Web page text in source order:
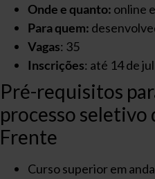
Onde e quanto: online
Para quem:
Vagas: 35
Inscrições: até 14 de
Pré-requisitos
processo seletivo
Frente
Curso superior em